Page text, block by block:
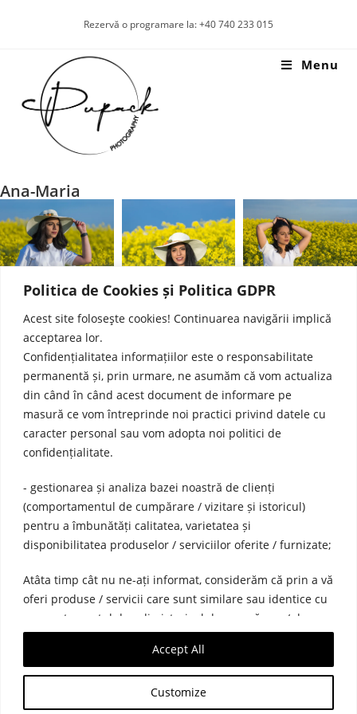
Politica de Cookies și Politica GDPR
Acest site foloseşte cookies! Continuarea navigării implică
acceptarea lor.
Confidențialitatea informațiilor este o responsabilitate
permanentă și, prin urmare, ne asumăm că vom actualiza
din când în când acest document de informare pe
masură ce vom întreprinde noi practici privind datele cu
caracter personal sau vom adopta noi politici de
confidențialitate.
- gestionarea și analiza bazei noastră de clienți
(comportamentul de cumpărare / vizitare și istoricul)
pentru a îmbunătăți calitatea, varietatea și
disponibilitatea produselor / serviciilor oferite / furnizate;
Atâta timp cât nu ne-ați informat, considerăm că prin a vă
oferi produse / servicii care sunt similare sau identice cu
comportamentul dvs. din istoricul de cumpărare / de
navigare, este interesul nostru legitim.
Customize
Accept All
Rezervă o programare la: +40 740 233 015
Menu
Ana-Maria